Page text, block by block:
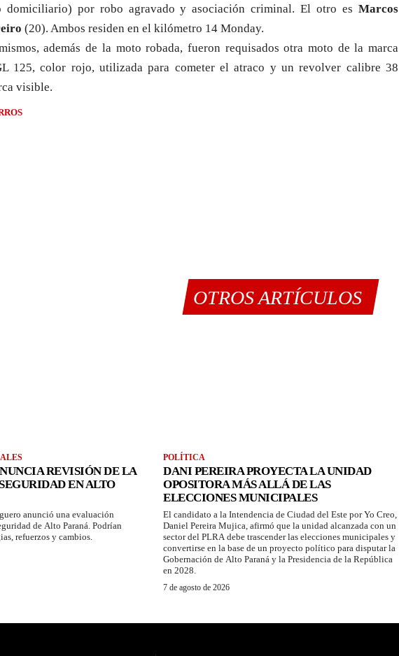
domiciliario) por robo agravado y asociación criminal. El otro es Marcos
(20). Ambos residen en el kilómetro 14 Monday.
además de la moto robada, fueron requisados otra moto de la marca
125, color rojo, utilizada para cometer el atraco y un revolver calibre 38
visible.
OTROS ARTÍCULOS
REVISIÓN DE LA
EN ALTO
anunció una evaluación
de Alto Paraná. Podrían
refuerzos y cambios.
POLÍTICA
DANI PEREIRA PROYECTA LA UNIDAD
OPOSITORA MÁS ALLÁ DE LAS
ELECCIONES MUNICIPALES
El candidato a la Intendencia de Ciudad del Este por Yo Creo,
Daniel Pereira Mujica, afirmó que la unidad alcanzada con un
sector del PLRA debe trascender las elecciones municipales y
convertirse en la base de un proyecto político para disputar la
Gobernación de Alto Paraná y la Presidencia de la República
en 2028.
7 de agosto de 2026